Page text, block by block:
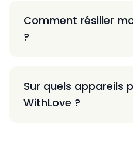
Comment résilier
?
Sur quels appareils
WithLove ?